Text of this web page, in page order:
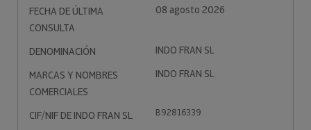
FECHA DE ÚLTIMA
CONSULTA
08 agosto 2026
DENOMINACIÓN
INDO FRAN SL
MARCAS Y NOMBRES
COMERCIALES
INDO FRAN SL
CIF/NIF DE INDO FRAN SL B92816339